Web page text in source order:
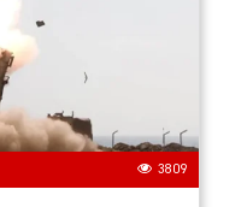
3809